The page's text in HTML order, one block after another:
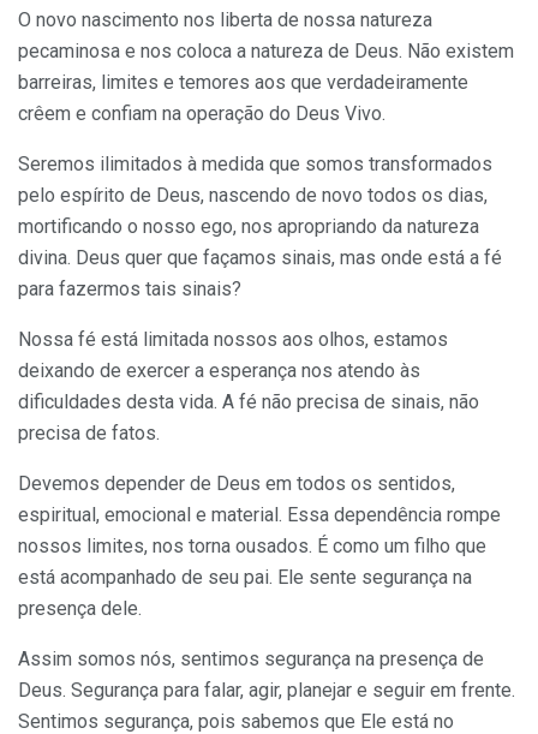
O novo nascimento nos liberta de nossa natureza
pecaminosa e nos coloca a natureza de Deus. Não existem
barreiras, limites e temores aos que verdadeiramente
crêem e confiam na operação do Deus Vivo.
Seremos ilimitados à medida que somos transformados
pelo espírito de Deus, nascendo de novo todos os dias,
mortificando o nosso ego, nos apropriando da natureza
divina. Deus quer que façamos sinais, mas onde está a fé
para fazermos tais sinais?
Nossa fé está limitada nossos aos olhos, estamos
deixando de exercer a esperança nos atendo às
dificuldades desta vida. A fé não precisa de sinais, não
precisa de fatos.
Devemos depender de Deus em todos os sentidos,
espiritual, emocional e material. Essa dependência rompe
nossos limites, nos torna ousados. É como um filho que
está acompanhado de seu pai. Ele sente segurança na
presença dele.
Assim somos nós, sentimos segurança na presença de
Deus. Segurança para falar, agir, planejar e seguir em frente.
Sentimos segurança, pois sabemos que Ele está no